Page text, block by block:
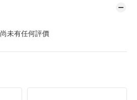
尚未有任何評價